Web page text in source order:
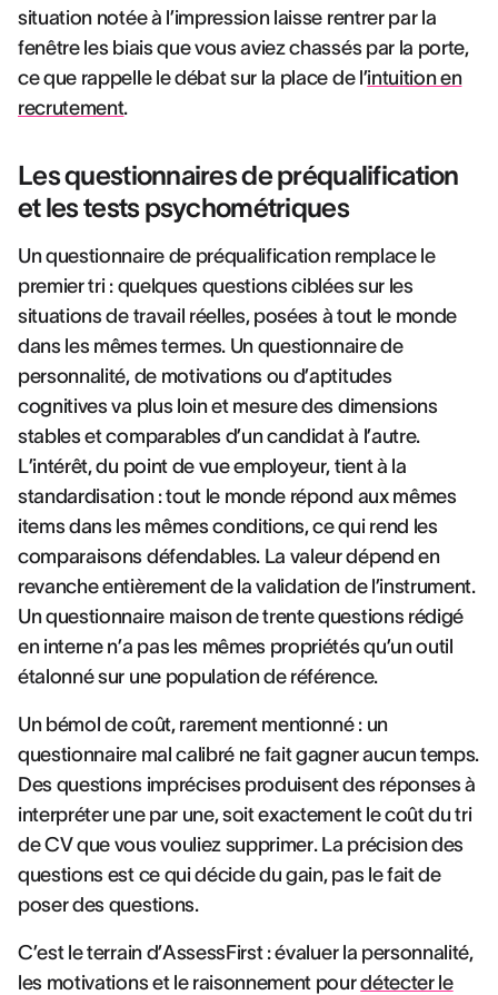
situation notée à l’impression laisse rentrer par la
fenêtre les biais que vous aviez chassés par la porte,
ce que rappelle le débat sur la place de l’intuition en
recrutement.
Les questionnaires de préqualification
et les tests psychométriques
Un questionnaire de préqualification remplace le
premier tri : quelques questions ciblées sur les
situations de travail réelles, posées à tout le monde
dans les mêmes termes. Un questionnaire de
personnalité, de motivations ou d’aptitudes
cognitives va plus loin et mesure des dimensions
stables et comparables d’un candidat à l’autre.
L’intérêt, du point de vue employeur, tient à la
standardisation : tout le monde répond aux mêmes
items dans les mêmes conditions, ce qui rend les
comparaisons défendables. La valeur dépend en
revanche entièrement de la validation de l’instrument.
Un questionnaire maison de trente questions rédigé
en interne n’a pas les mêmes propriétés qu’un outil
étalonné sur une population de référence.
Un bémol de coût, rarement mentionné : un
questionnaire mal calibré ne fait gagner aucun temps.
Des questions imprécises produisent des réponses à
interpréter une par une, soit exactement le coût du tri
de CV que vous vouliez supprimer. La précision des
questions est ce qui décide du gain, pas le fait de
poser des questions.
C’est le terrain d’AssessFirst : évaluer la personnalité,
les motivations et le raisonnement pourdétecter le